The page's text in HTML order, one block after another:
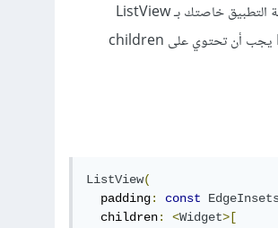
ListView(
  padding
: const
  children
: <Widget>[